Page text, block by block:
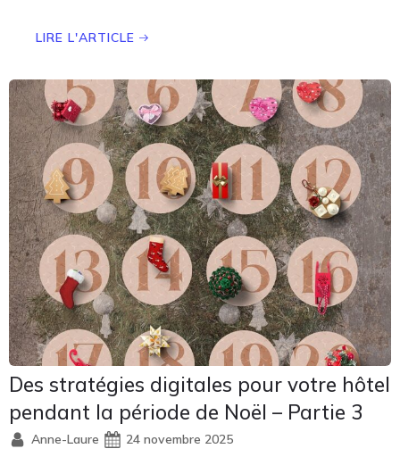
LIRE L'ARTICLE
Des stratégies digitales pour votre hôtel
pendant la période de Noël – Partie 3
Anne-Laure 24 novembre 2025